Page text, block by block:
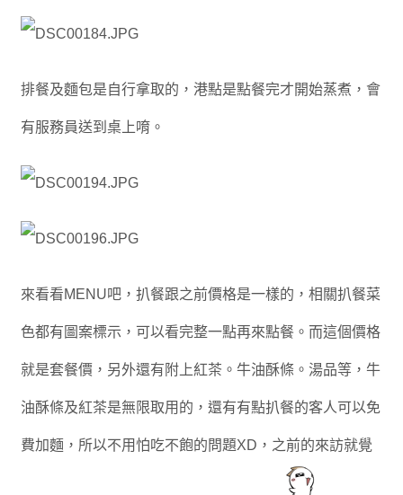
排餐及麵包是自行拿取的，港點是點餐完才開始蒸煮，會
有服務員送到桌上唷。
來看看MENU吧，扒餐跟之前價格是一樣的，相關扒餐菜
色都有圖案標示，可以看完整一點再來點餐。而這個價格
就是套餐價，另外還有附上紅茶。牛油酥條。湯品等，牛
油酥條及紅茶是無限取用的，還有有點扒餐的客人可以免
費加麵，所以不用怕吃不飽的問題XD，之前的來訪就覺